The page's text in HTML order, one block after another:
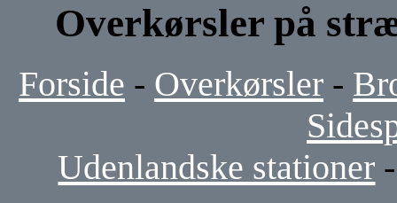
Overkørsler på
Forside - Overkørsler -
Udenlandske stationer